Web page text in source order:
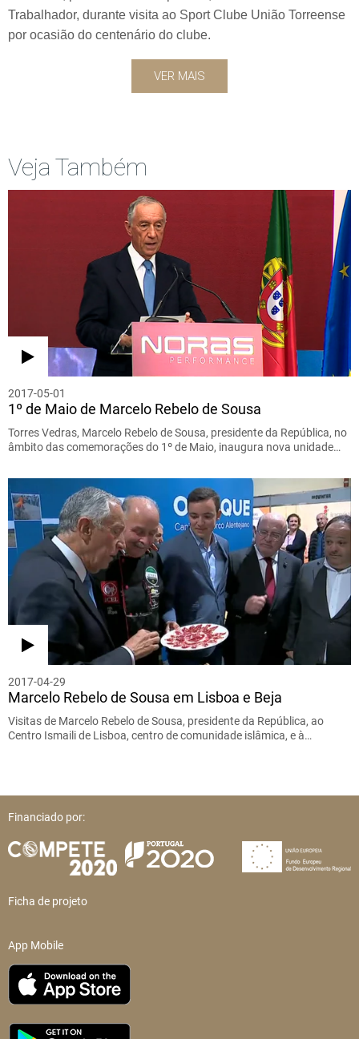
Trabalhador, durante visita ao Sport Clube União Torreense
por ocasião do centenário do clube.
VER MAIS
Veja Também
2017-05-01
1º de Maio de Marcelo Rebelo de Sousa
Torres Vedras, Marcelo Rebelo de Sousa, presidente da República, no
âmbito das comemorações do 1º de Maio, inaugura nova unidade…
2017-04-29
Marcelo Rebelo de Sousa em Lisboa e Beja
Visitas de Marcelo Rebelo de Sousa, presidente da República, ao
Centro Ismaili de Lisboa, centro de comunidade islâmica, e à…
Financiado por:
Ficha de projeto
App Mobile